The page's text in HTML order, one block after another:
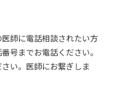
医師に電話相談されたい方
号までお電話ください。
い。医師にお繋ぎしま